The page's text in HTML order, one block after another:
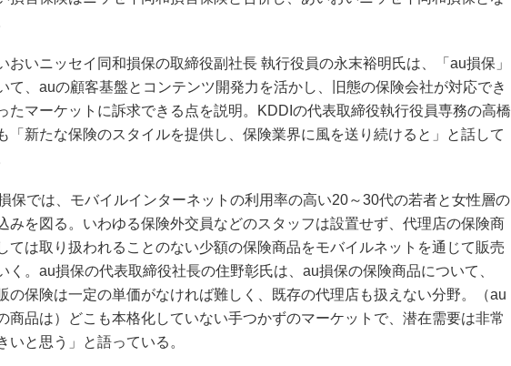
おいニッセイ同和損保の取締役副社長 執行役員の永末裕明氏は、「au損保」
て、auの顧客基盤とコンテンツ開発力を活かし、旧態の保険会社が対応でき
たマーケットに訴求できる点を説明。KDDIの代表取締役執行役員専務の高橋
「新たな保険のスタイルを提供し、保険業界に風を送り続けると」と話して
保では、モバイルインターネットの利用率の高い20～30代の若者と女性層の
みを図る。いわゆる保険外交員などのスタッフは設置せず、代理店の保険商
ては取り扱われることのない少額の保険商品をモバイルネットを通じて販売
く。au損保の代表取締役社長の住野彰氏は、au損保の保険商品について、
の保険は一定の単価がなければ難しく、既存の代理店も扱えない分野。（au
商品は）どこも本格化していない手つかずのマーケットで、潜在需要は非常
いと思う」と語っている。